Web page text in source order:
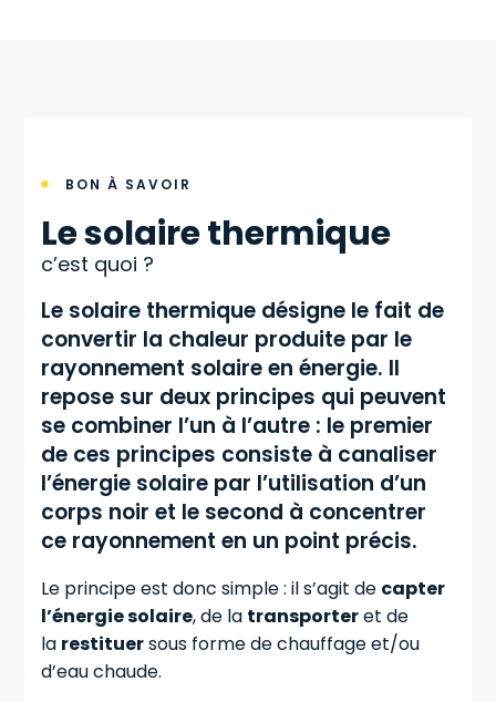
 BON À SAVOIR
Le solaire thermique
c’est quoi ?
Le solaire thermique désigne le fait de
convertir la chaleur produite par le
rayonnement solaire en énergie. Il
repose sur deux principes qui peuvent
se combiner l’un à l’autre : le premier
de ces principes consiste à canaliser
l’énergie solaire par l’utilisation d’un
corps noir et le second à concentrer
ce rayonnement en un point précis.
Le principe est donc simple : il s’agit de capter
l’énergie solaire, de la transporteret de
la restituersous forme de chauffage et/ou
d’eau chaude.